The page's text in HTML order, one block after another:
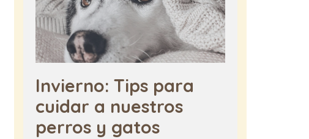
Invierno: Tips para
cuidar a nuestros
perros y gatos